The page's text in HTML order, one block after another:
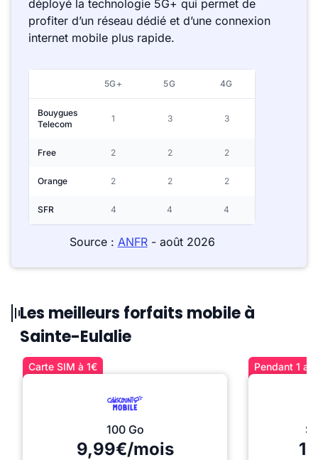
déployé la technologie 5G+ qui permet de
profiter d’un réseau dédié et d’une connexion
internet mobile plus rapide.
5G+ 5G 4G
Bouygues
Telecom
1 3 3
Free 2 2 2
Orange 2 2 2
SFR 4 4 4
Source : ANFR- août 2026
Les meilleurs forfaits mobile à
Sainte-Eulalie
Carte SIM à 1€
100 Go
9,99€/mois
Pendant 1